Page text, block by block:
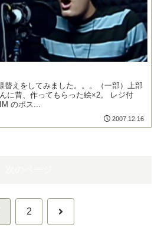
替えをしてみました。。。（一部）上部
に昔、作ってもらった絵×2。 レジ付
のポス...
2007.12.16
2 次